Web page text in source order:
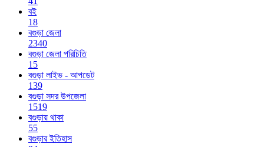
বই
18
বগুড়া জেলা
2340
বগুড়া জেলা পরিচিতি
15
বগুড়া লাইভ - আপডেট
139
বগুড়া সদর উপজেলা
1519
বগুড়ায় থাকা
55
বগুড়ার ইতিহাস